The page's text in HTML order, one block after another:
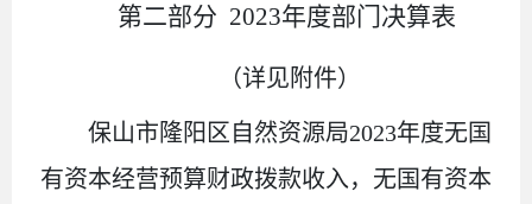
第二部分 2023年度部门决算表
（详见附件）
保山市隆阳区自然资源局2023年度无国
有资本经营预算财政拨款收入，无国有资本